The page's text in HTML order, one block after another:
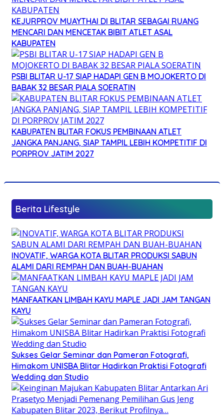
KEJURPROV MUAYTHAI DI BLITAR SEBAGAI RUANG
MENCARI DAN MENCETAK BIBIT ATLET ASAL
KABUPATEN
PSBI BLITAR U-17 SIAP HADAPI GEN B MOJOKERTO DI
BABAK 32 BESAR PIALA SOERATIN
KABUPATEN BLITAR FOKUS PEMBINAAN ATLET
JANGKA PANJANG, SIAP TAMPIL LEBIH KOMPETITIF DI
PORPROV JATIM 2027
Berita Lifestyle
INOVATIF, WARGA KOTA BLITAR PRODUKSI SABUN
ALAMI DARI REMPAH DAN BUAH-BUAHAN
MANFAATKAN LIMBAH KAYU MAPLE JADI JAM TANGAN
KAYU
Sukses Gelar Seminar dan Pameran Fotografi,
Himakom UNISBA Blitar Hadirkan Praktisi Fotografi
Wedding dan Studio